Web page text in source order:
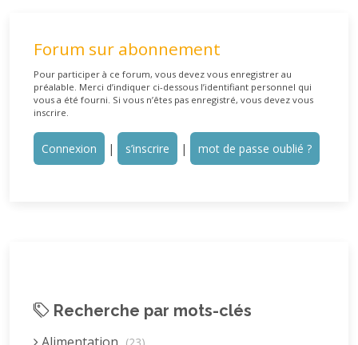
Forum sur abonnement
Pour participer à ce forum, vous devez vous enregistrer au
préalable. Merci d’indiquer ci-dessous l’identifiant personnel qui
vous a été fourni. Si vous n’êtes pas enregistré, vous devez vous
inscrire.
Connexion | s’inscrire | mot de passe oublié ?
Recherche par mots-clés